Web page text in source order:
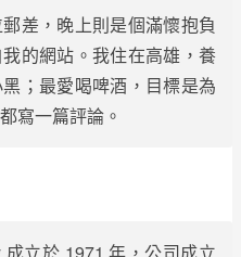
差，晚上則是個滿懷抱負
的網站。我住在高雄，養
；最愛喝啤酒，目標是為
寫一篇評論。